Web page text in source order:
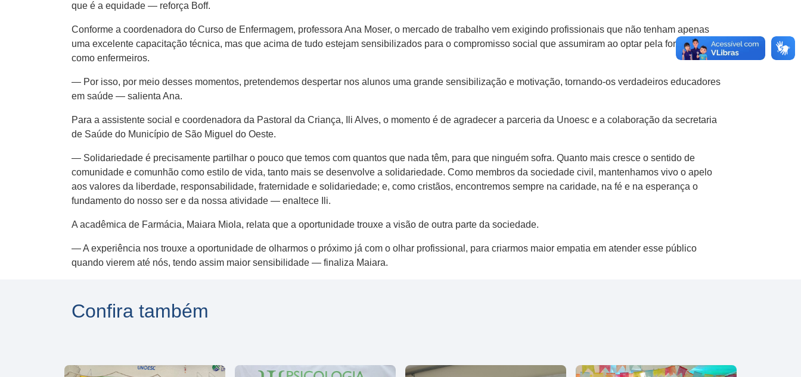
que é a equidade — reforça Boff.
Conforme a coordenadora do Curso de Enfermagem, professora Ana Moser, o mercado de trabalho vem exigindo profissionais que não tenham apenas
uma excelente capacitação técnica, mas que acima de tudo estejam sensibilizados para o compromisso social que assumiram ao optar pela formação
como enfermeiros.
— Por isso, por meio desses momentos, pretendemos despertar nos alunos uma grande sensibilização e motivação, tornando-os verdadeiros educadores
em saúde — salienta Ana.
Para a assistente social e coordenadora da Pastoral da Criança, Ili Alves, o momento é de agradecer a parceria da Unoesc e a colaboração da secretaria
de Saúde do Município de São Miguel do Oeste.
— Solidariedade é precisamente partilhar o pouco que temos com quantos que nada têm, para que ninguém sofra. Quanto mais cresce o sentido de
comunidade e comunhão como estilo de vida, tanto mais se desenvolve a solidariedade. Como membros da sociedade civil, mantenhamos vivo o apelo
aos valores da liberdade, responsabilidade, fraternidade e solidariedade; e, como cristãos, encontremos sempre na caridade, na fé e na esperança o
fundamento do nosso ser e da nossa atividade — enaltece Ili.
A acadêmica de Farmácia, Maiara Miola, relata que a oportunidade trouxe a visão de outra parte da sociedade.
— A experiência nos trouxe a oportunidade de olharmos o próximo já com o olhar profissional, para criarmos maior empatia em atender esse público
quando vierem até nós, tendo assim maior sensibilidade — finaliza Maiara.
Confira também